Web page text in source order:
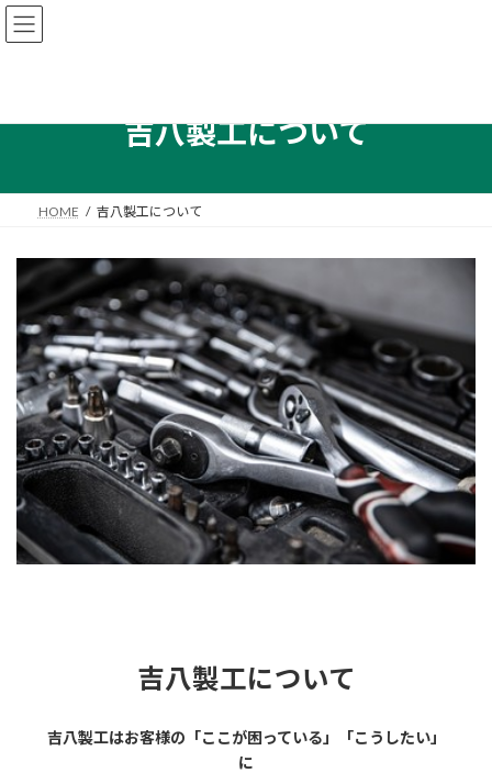
コ
ン
へ
ナ
ビ
ョ
吉八製工について
HOME 吉八製工について
吉八製工について
吉八製工はお客様の「ここが困っている」「こうしたい」
に